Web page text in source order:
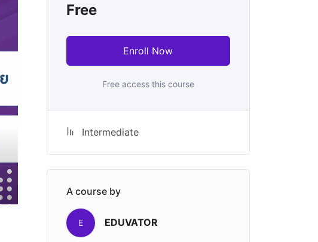
Free
Enroll Now
Free access this course
Intermediate
A course by
E EDUVATOR